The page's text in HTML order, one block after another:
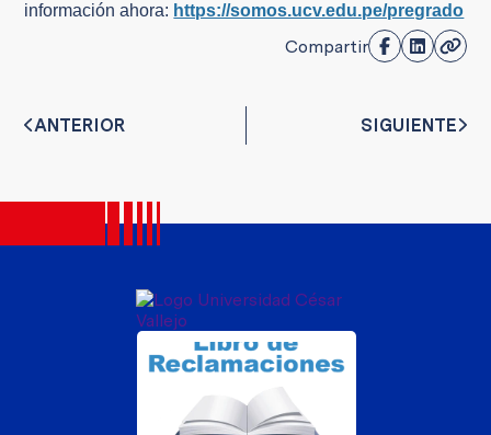
información ahora: https://somos.ucv.edu.pe/pregrado
Compartir
ANTERIOR SIGUIENTE